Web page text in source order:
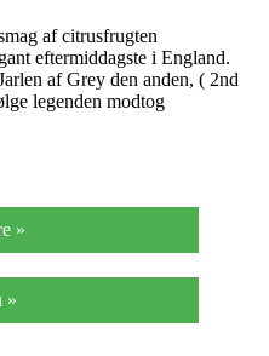
af citrusfrugten
eftermiddagste i England.
af Grey den anden, ( 2nd
legenden modtog
»
»